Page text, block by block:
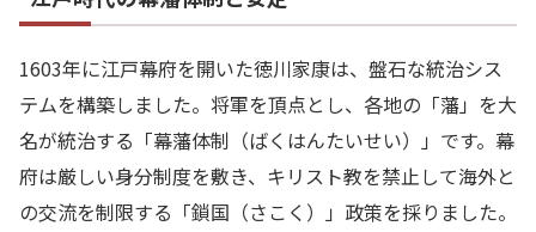
1603年に江戸幕府を開いた徳川家康は、盤石な統治シス
テムを構築しました。将軍を頂点とし、各地の「藩」を大
名が統治する「幕藩体制（ばくはんたいせい）」です。幕
府は厳しい身分制度を敷き、キリスト教を禁止して海外と
の交流を制限する「鎖国（さこく）」政策を採りました。